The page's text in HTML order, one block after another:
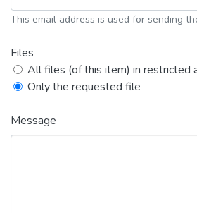
This email address is used for sending
Files
All files (of this item) in restricted
Only the requested file
Message